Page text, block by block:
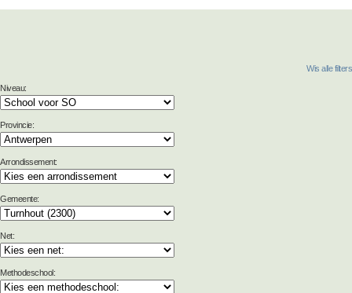
Wis alle filters
Niveau:
Provincie:
Arrondissement:
Gemeente:
Net:
Methodeschool: